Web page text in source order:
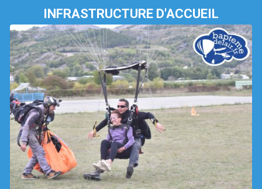
INFRASTRUCTURE D'ACCUEIL